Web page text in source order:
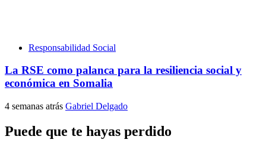
Responsabilidad Social
La RSE como palanca para la resiliencia social y
económica en Somalia
4 semanas atrás Gabriel Delgado
Puede que te hayas perdido